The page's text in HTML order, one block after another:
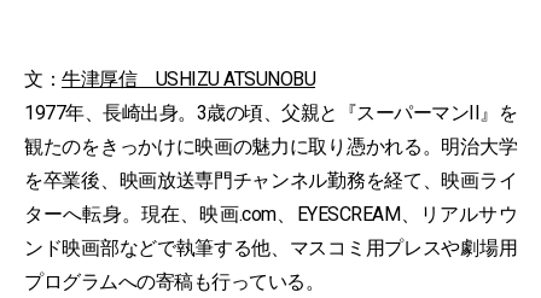
文： 牛津厚信 USHIZU ATSUNOBU
1977年、長崎出身。3歳の頃、父親と『スーパーマンII』を
観たのをきっかけに映画の魅力に取り憑かれる。明治大学
を卒業後、映画放送専門チャンネル勤務を経て、映画ライ
ターへ転身。現在、映画.com、EYESCREAM、リアルサウ
ンド映画部などで執筆する他、マスコミ用プレスや劇場用
プログラムへの寄稿も行っている。